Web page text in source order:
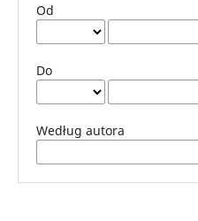
Od
Do
Według autora